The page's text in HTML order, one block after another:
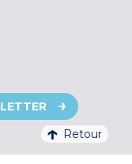
Retour